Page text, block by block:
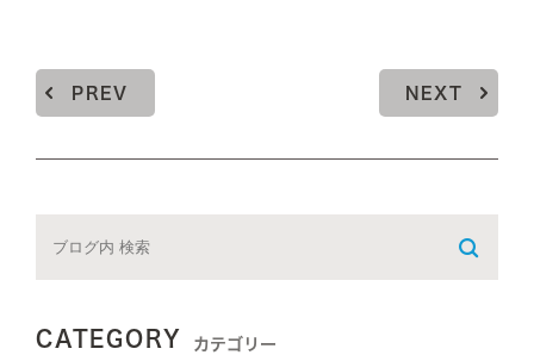
PREV NEXT
CATEGORY カテゴリー